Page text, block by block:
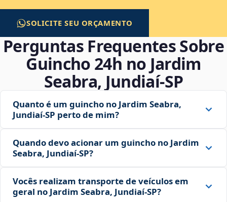
SOLICITE SEU ORÇAMENTO
Perguntas Frequentes Sobre
Guincho 24h no Jardim
Seabra, Jundiaí‑SP
Quanto é um guincho no Jardim Seabra,
Jundiaí‑SP perto de mim?
Quando devo acionar um guincho no Jardim
Seabra, Jundiaí‑SP?
Vocês realizam transporte de veículos em
geral no Jardim Seabra, Jundiaí‑SP?